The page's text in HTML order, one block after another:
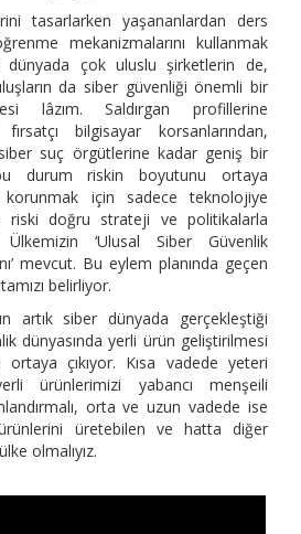
tasarlarken yaşananlardan ders
mekanizmalarını kullanmak
dünyada çok uluslu şirketlerin de,
da siber güvenliği önemli bir
lâzım. Saldırgan profillerine
fırsatçı bilgisayar korsanlarından,
suç örgütlerine kadar geniş bir
durum riskin boyutunu ortaya
korunmak için sadece teknolojiye
riski doğru strateji ve politikalarla
‘Ulusal Siber Güvenlik
mevcut. Bu eylem planında geçen
belirliyor.
artık siber dünyada gerçekleştiği
dünyasında yerli ürün geliştirilmesi
ortaya çıkıyor. Kısa vadede yeteri
ürünlerimizi yabancı menşeili
orta ve uzun vadede ise
üretebilen ve hatta diğer
olmalıyız.